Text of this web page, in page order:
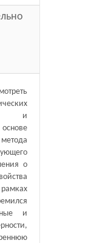
и
о
и